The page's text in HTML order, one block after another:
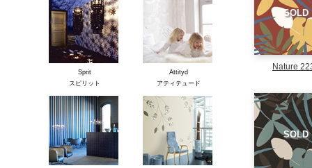
SOLD
Nature
SOLD
Sprit
スピリット
Attityd
アティテュード